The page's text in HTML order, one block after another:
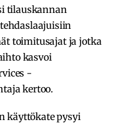
tilauskannan
toimitusajat ja jotka
kasvoi
-
kertoo.
käyttökate pysyi